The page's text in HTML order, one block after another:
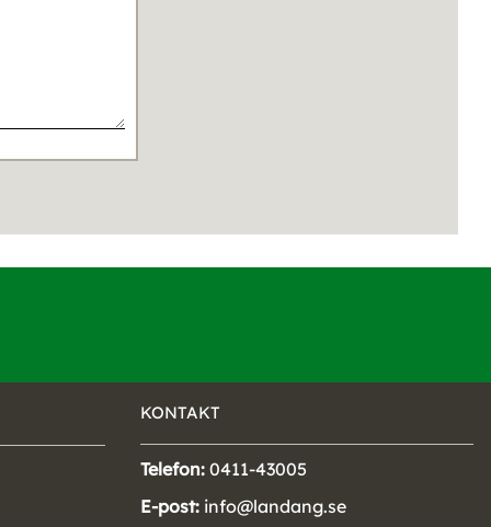
KONTAKT
Telefon: 0411-43005
E-post: info@landang.se